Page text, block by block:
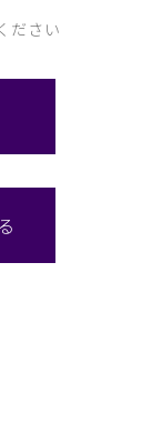
ださい